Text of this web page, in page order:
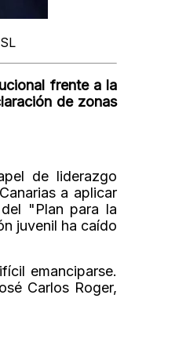
frente a la
de zonas
de liderazgo
a aplicar
"Plan para la
juvenil ha caído
emanciparse.
Carlos Roger,